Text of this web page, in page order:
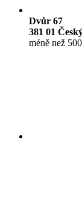
Dvůr 67
381 01
méně než